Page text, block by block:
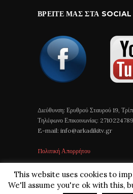
ΒΡΕΊΤΕ ΜΑΣ ΣΤΑ SOCIAL
Διεύθυνση: Ερυθρού Σταυρού 19,
Τηλέφωνο Επικοινωνίας: 2710224789
E-mail: info@arkadikitv.gr
Πολιτική Απορρήτου
This website uses cookies to
We'll assume you're ok with this,